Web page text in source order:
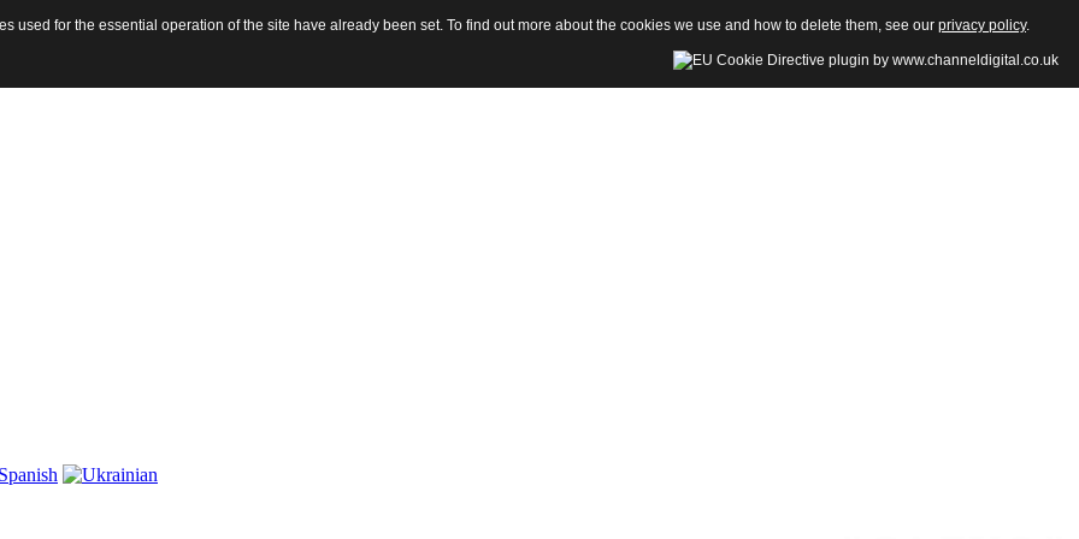
for the essential operation of the site have already been set. To find out more about the cookies we use and how to delete them, see our privacy policy.